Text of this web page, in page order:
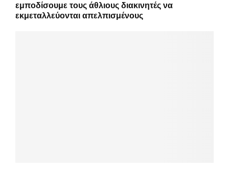
εμποδίσουμε τους άθλιους διακινητές να
εκμεταλλεύονται απελπισμένους